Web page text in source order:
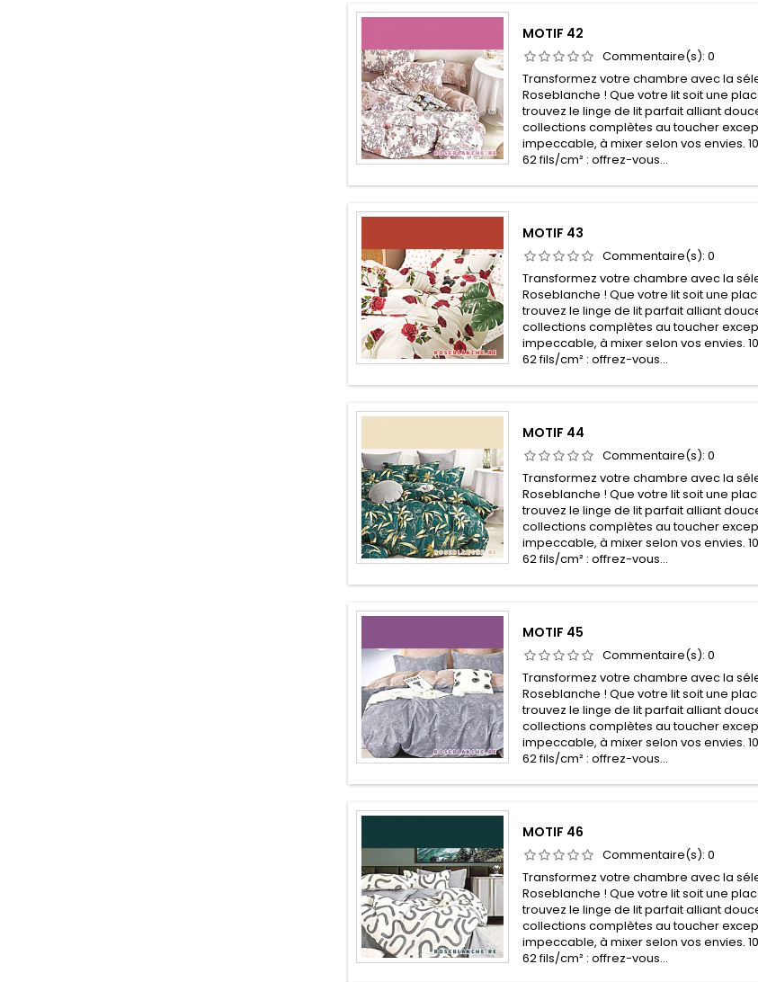
MOTIF 42
Commentaire(s):0
Transformez votre chambre avec la
Roseblanche ! Que votre lit soit une
trouvez le linge de lit parfait alliant
collections complètes au toucher
impeccable, à mixer selon vos envies.
62 fils/cm² : offrez-vous...
MOTIF 43
Commentaire(s):0
Transformez votre chambre avec la
Roseblanche ! Que votre lit soit une
trouvez le linge de lit parfait alliant
collections complètes au toucher
impeccable, à mixer selon vos envies.
62 fils/cm² : offrez-vous...
MOTIF 44
Commentaire(s):0
Transformez votre chambre avec la
Roseblanche ! Que votre lit soit une
trouvez le linge de lit parfait alliant
collections complètes au toucher
impeccable, à mixer selon vos envies.
62 fils/cm² : offrez-vous...
MOTIF 45
Commentaire(s):0
Transformez votre chambre avec la
Roseblanche ! Que votre lit soit une
trouvez le linge de lit parfait alliant
collections complètes au toucher
impeccable, à mixer selon vos envies.
62 fils/cm² : offrez-vous...
MOTIF 46
Commentaire(s):0
Transformez votre chambre avec la
Roseblanche ! Que votre lit soit une
trouvez le linge de lit parfait alliant
collections complètes au toucher
impeccable, à mixer selon vos envies.
62 fils/cm² : offrez-vous...